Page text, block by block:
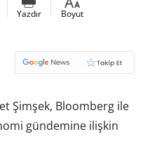
Yazdır Boyut
Şimşek, Bloomberg ile
gündemine ilişkin